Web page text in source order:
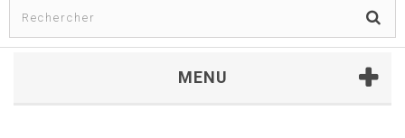
MENU